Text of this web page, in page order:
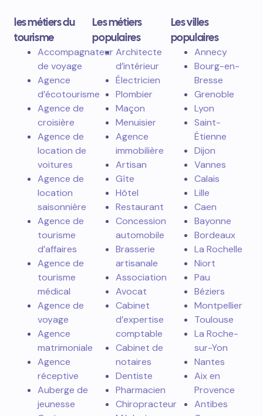
les métiers du
tourisme
Accompagnateur
de voyage
Agence
d’écotourisme
Agence de
croisière
Agence de
location de
voitures
Agence de
location
saisonnière
Agence de
tourisme
d’affaires
Agence de
tourisme
médical
Agence de
voyage
Agence
matrimoniale
Agence
réceptive
Auberge de
jeunesse
Les métiers
populaires
Architecte
d’intérieur
Électricien
Plombier
Maçon
Menuisier
Agence
immobilière
Artisan
Gîte
Hôtel
Restaurant
Concession
automobile
Brasserie
artisanale
Association
Avocat
Cabinet
d’expertise
comptable
Cabinet de
notaires
Dentiste
Pharmacien
Chiropracteur
Les villes
populaires
Annecy
Bourg-en-
Bresse
Grenoble
Lyon
Saint-
Étienne
Dijon
Vannes
Calais
Lille
Caen
Bayonne
Bordeaux
La Rochelle
Niort
Pau
Béziers
Montpellier
Toulouse
La Roche-
sur-Yon
Nantes
Aix en
Provence
Antibes